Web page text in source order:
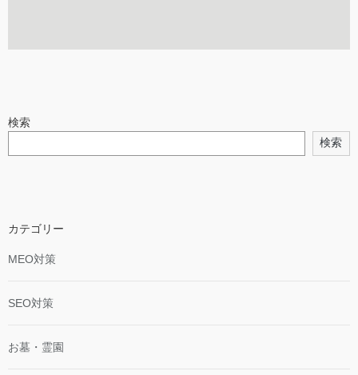
検索
検索
カテゴリー
MEO対策
SEO対策
お墓・霊園